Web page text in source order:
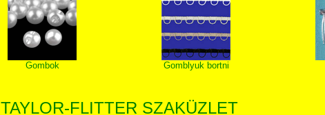
Gombok Gomblyuk bortni
TAYLOR-FLITTER SZAKÜZLET